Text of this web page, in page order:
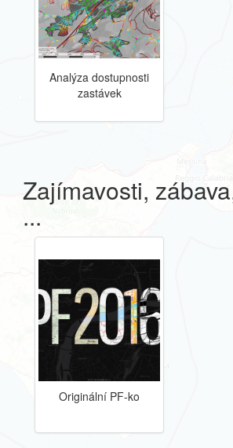
Analýza dostupnosti
zastávek
Zajímavosti,
...
Originální PF-ko